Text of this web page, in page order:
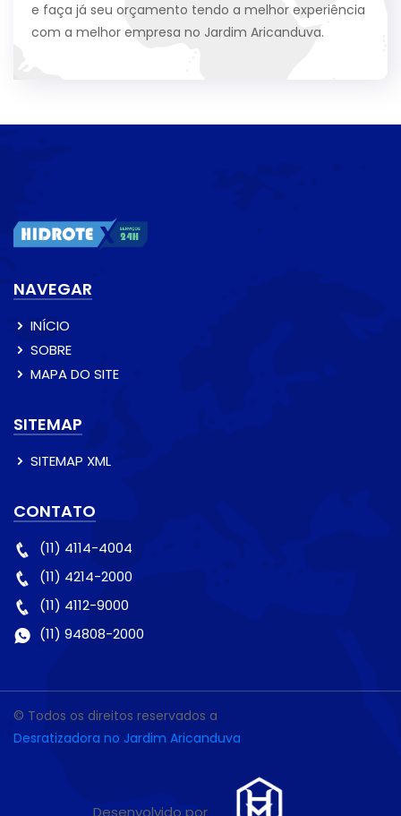
e faça já seu orçamento tendo a melhor experiência
com a melhor empresa no Jardim Aricanduva.
NAVEGAR
INÍCIO
SOBRE
MAPA DO SITE
SITEMAP
SITEMAP XML
CONTATO
(11) 4114-4004
(11) 4214-2000
(11) 4112-9000
(11) 94808-2000
© Todos os direitos reservados a
Desratizadora no Jardim Aricanduva
Desenvolvido por